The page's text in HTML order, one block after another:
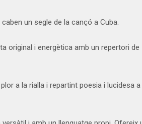
un segle de la cançó a Cuba.
original i energètica amb un repertori de
a la rialla i repartint poesia i lucidesa a